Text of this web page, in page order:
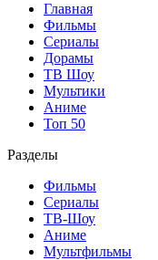
Главная
Фильмы
Сериалы
Дорамы
ТВ Шоу
Мультики
Аниме
Топ 50
Разделы
Фильмы
Сериалы
ТВ-Шоу
Аниме
Мультфильмы